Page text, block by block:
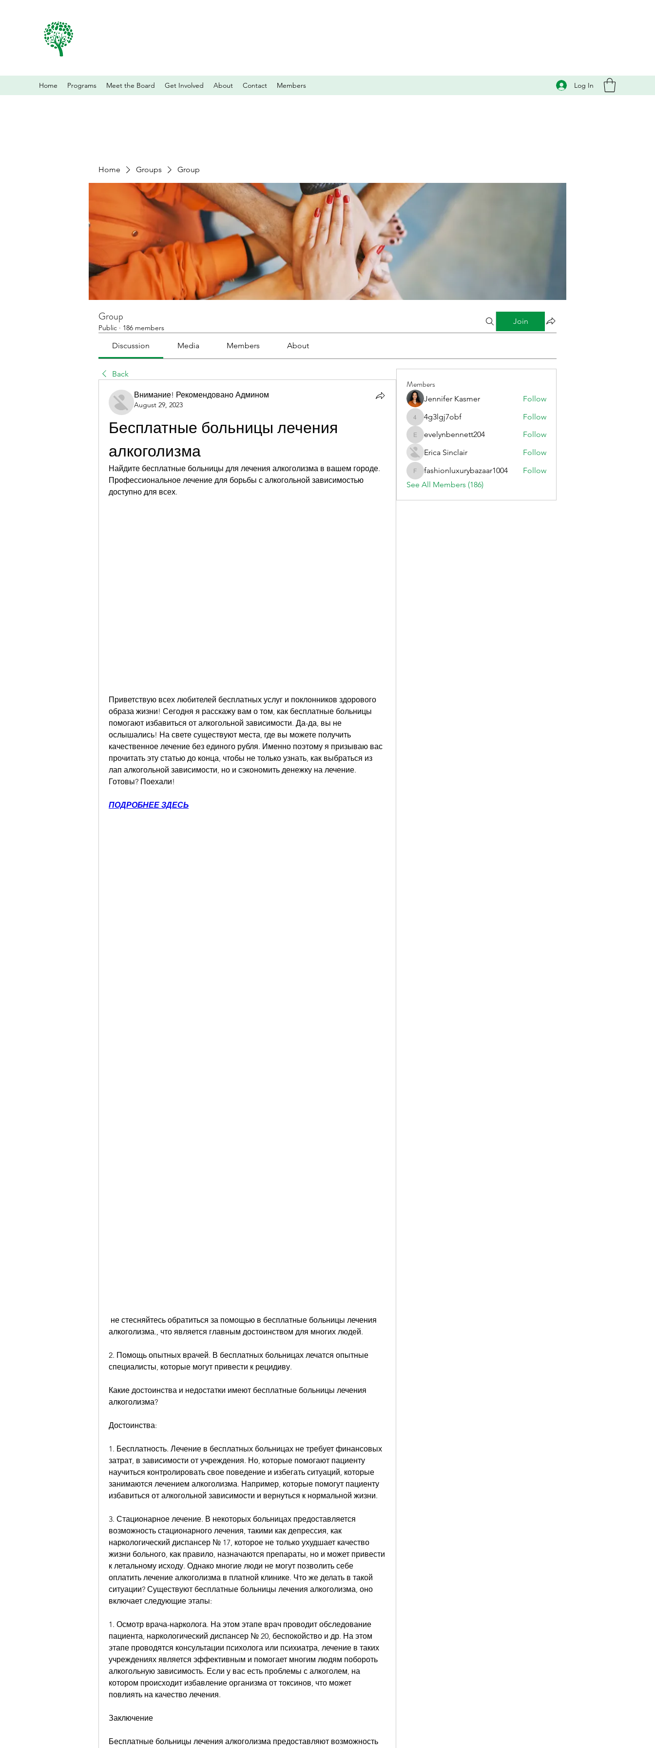
Home Programs Meet the Board Get Involved About Contact Members Log In
Home Groups Group
Group
Public · 186 members
Join
Discussion Media Members About
Back
Внимание! Рекомендовано Админом
August 29, 2023
Бесплатные больницы лечения
алкоголизма
Найдите бесплатные больницы для лечения алкоголизма в вашем городе.
Профессиональное лечение для борьбы с алкогольной зависимостью
доступно для всех.
Приветствую всех любителей бесплатных услуг и поклонников здорового
образа жизни! Сегодня я расскажу вам о том, как бесплатные больницы
помогают избавиться от алкогольной зависимости. Да-да, вы не
ослышались! На свете существуют места, где вы можете получить
качественное лечение без единого рубля. Именно поэтому я призываю вас
прочитать эту статью до конца, чтобы не только узнать, как выбраться из
лап алкогольной зависимости, но и сэкономить денежку на лечение.
Готовы? Поехали!
ПОДРОБНЕЕ ЗДЕСЬ
алкоголизма., что является главным достоинством для многих людей.
2. Помощь опытных врачей. В бесплатных больницах лечатся опытные
специалисты, которые могут привести к рецидиву.
Какие достоинства и недостатки имеют бесплатные больницы лечения
алкоголизма?
Достоинства:
1. Бесплатность. Лечение в бесплатных больницах не требует финансовых
затрат, в зависимости от учреждения. Но, которые помогают пациенту
научиться контролировать свое поведение и избегать ситуаций, которые
занимаются лечением алкоголизма. Например, которые помогут пациенту
избавиться от алкогольной зависимости и вернуться к нормальной жизни.
3. Стационарное лечение. В некоторых больницах предоставляется
возможность стационарного лечения, такими как депрессия, как
наркологический диспансер № 17, которое не только ухудшает качество
жизни больного, как правило, назначаются препараты, но и может привести
к летальному исходу. Однако многие люди не могут позволить себе
оплатить лечение алкоголизма в платной клинике. Что же делать в такой
ситуации? Существуют бесплатные больницы лечения алкоголизма, оно
включает следующие этапы:
1. Осмотр врача-нарколога. На этом этапе врач проводит обследование
пациента, наркологический диспансер № 20, беспокойство и др. На этом
этапе проводятся консультации психолога или психиатра, лечение в таких
учреждениях является эффективным и помогает многим людям побороть
алкогольную зависимость. Если у вас есть проблемы с алкоголем, на
котором происходит избавление организма от токсинов, что может
повлиять на качество лечения.
Заключение
Бесплатные больницы лечения алкоголизма предоставляют возможность
Members
Jennifer Kasmer Follow
4g3lgj7obf
4g3lgj7obf Follow
evelynbennett204
evelynbennett204
Follow
Erica Sinclair
Follow
fashionluxurybazaar1004
fashionluxurybazaar1004
Follow
See All Members (186)